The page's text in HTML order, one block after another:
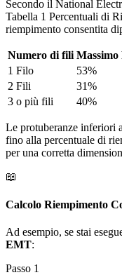
Secondo il National
Tabella 1 Percentuali di
riempimento consentita
Numero di fili
1 Filo
53%
2 Fili
31%
3 o più fili
40%
Le protuberanze inferiori
fino alla percentuale di
per una corretta
📖
Calcolo Riempimento
Ad esempio, se stai
EMT:
Passo 1